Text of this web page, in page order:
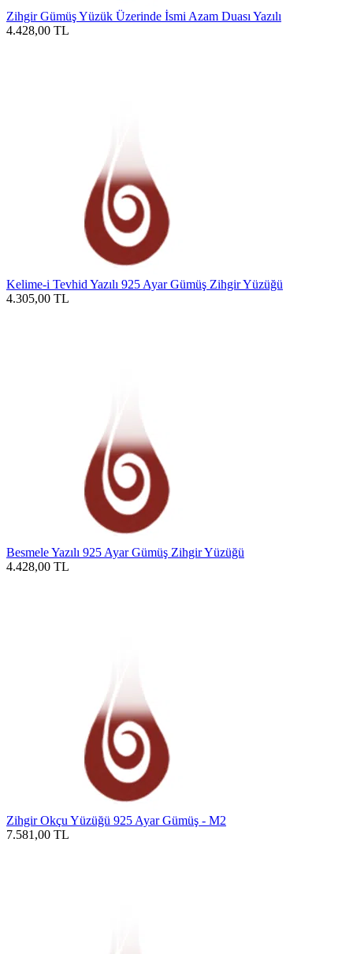
Zihgir Gümüş Yüzük Üzerinde İsmi Azam Duası Yazılı
4.428,00 TL
Kelime-i Tevhid Yazılı 925 Ayar Gümüş Zihgir Yüzüğü
4.305,00 TL
Besmele Yazılı 925 Ayar Gümüş Zihgir Yüzüğü
4.428,00 TL
Zihgir Okçu Yüzüğü 925 Ayar Gümüş - M2
7.581,00 TL